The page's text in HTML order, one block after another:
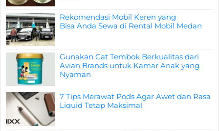
Rekomendasi Mobil Keren yang
Bisa Anda Sewa di Rental Mobil Medan
Gunakan Cat Tembok Berkualitas dari
Avian Brands untuk Kamar Anak yang
Nyaman
7 Tips Merawat Pods Agar Awet dan Rasa
Liquid Tetap Maksimal